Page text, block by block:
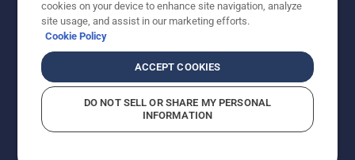
cookies on your device to enhance site navigation, analyze
site usage, and assist in our marketing efforts.
Cookie Policy
ACCEPT COOKIES
DO NOT SELL OR SHARE MY PERSONAL
INFORMATION